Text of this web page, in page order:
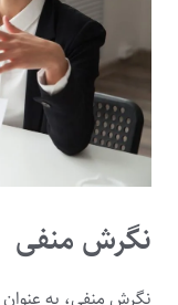
نگرش منفی
نگرش منفی، به